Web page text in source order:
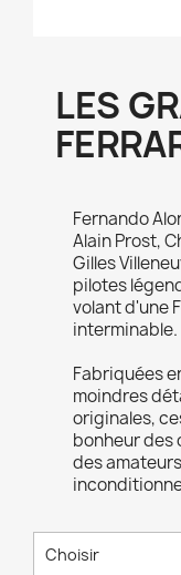
LES
Fernando
Alain Prost,
Gilles
pilotes
volant d'une
interminable.
Fabriquées
moindres
originales,
bonheur des
des
Choisir